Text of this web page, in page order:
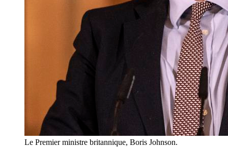
Le Premier ministre britannique, Boris Johnson.